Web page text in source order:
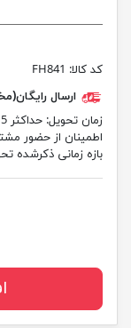
کد کالا: FH841
ارسال
زمان تحویل:
اطمینان از حضور
بازه زمانی ذکرشده